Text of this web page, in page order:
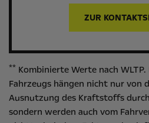
ZUR
** Kombinierte Werte nach
Fahrzeugs hängen nicht nur von
Ausnutzung des Kraftstoffs
sondern werden auch vom